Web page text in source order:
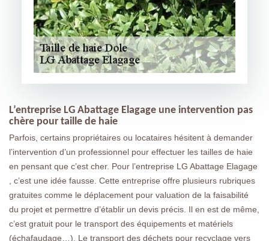
L’entreprise LG Abattage Elagage une intervention pas
chère pour taille de haie
Parfois, certains propriétaires ou locataires hésitent à demander
l’intervention d’un professionnel pour effectuer les tailles de haie
en pensant que c’est cher. Pour l’entreprise LG Abattage Elagage
, c’est une idée fausse. Cette entreprise offre plusieurs rubriques
gratuites comme le déplacement pour valuation de la faisabilité
du projet et permettre d’établir un devis précis. Il en est de même,
c’est gratuit pour le transport des équipements et matériels
(échafaudage…). Le transport des déchets pour recyclage vers